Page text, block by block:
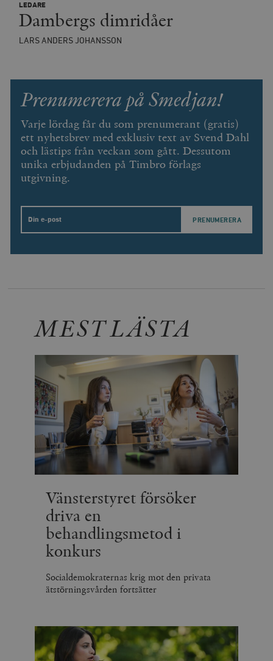
LEDARE
Dambergs dimridåer
LARS ANDERS JOHANSSON
Prenumerera på Smedjan!
Varje lördag får du som prenumerant (gratis)
ett nyhetsbrev med exklusiv text av Svend Dahl
och lästips från veckan som gått. Dessutom
unika erbjudanden på Timbro förlags
utgivning.
Email
MEST LÄSTA
Vänsterstyret försöker
driva en
behandlingsmetod i
konkurs
Socialdemokraternas krig mot den privata
ätstörningsvården fortsätter